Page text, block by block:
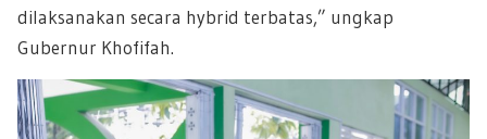
dilaksanakan secara hybrid terbatas,” ungkap
Gubernur Khofifah.